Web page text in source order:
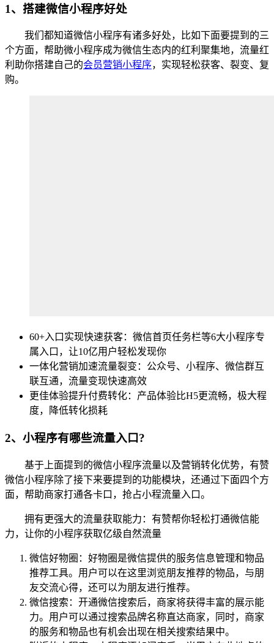
1、搭建微信小程序好处
我们都知道微信小程序有诸多好处，比如下面要提到的三
个方面，帮助微小程序成为微信生态内的红利聚集地，流量红
利助你搭建自己的会员营销小程序，实现轻松获客、裂变、复
购。
60+入口实现快速获客：微信首页任务栏等6大小程序专
属入口，让10亿用户轻松发现你
一体化营销加速流量裂变：公众号、小程序、微信群互
联互通，流量变现快速高效
更佳体验提升付费转化：产品体验比H5更流畅，极大程
度，降低转化损耗
2、小程序有哪些流量入口?
基于上面提到的微信小程序流量以及营销转化优势，有赞
微信小程序除了接下来要提到的功能模块，还通过下面四个方
面，帮助商家打通各卡口，抢占小程流量入口。
拥有更强大的流量获取能力：有赞帮你轻松打通微信能
力，让你的小程序获取亿级自然流量
微信好物圈：好物圈是微信提供的服务信息管理和物品
推荐工具。用户可以在这里浏览朋友推荐的物品，与朋
友交流心得，还可以为朋友进行推荐。
微信搜索：开通微信搜索后，商家将获得丰富的展示能
力。用户可以通过搜索品牌名称直达商家，同时，商家
的服务和物品也有机会出现在相关搜索结果中。